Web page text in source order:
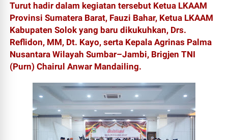
Turut hadir dalam kegiatan tersebut Ketua LKAAM
Provinsi Sumatera Barat, Fauzi Bahar, Ketua LKAAM
Kabupaten Solok yang baru dikukuhkan, Drs.
Reflidon, MM, Dt. Kayo, serta Kepala Agrinas Palma
Nusantara Wilayah Sumbar–Jambi, Brigjen TNI
(Purn) Chairul Anwar Mandailing.